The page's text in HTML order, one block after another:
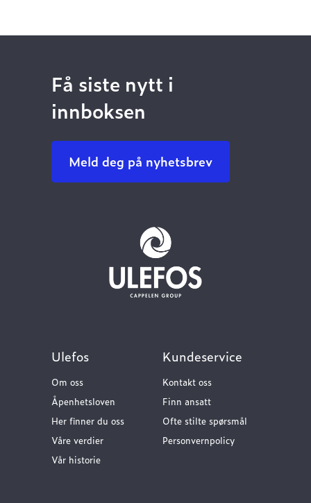
Få siste nytt i
innboksen
Meld deg på nyhetsbrev
Ulefos
Om oss
Åpenhetsloven
Her finner du oss
Våre verdier
Vår historie
Kundeservice
Kontakt oss
Finn ansatt
Ofte stilte spørsmål
Personvernpolicy